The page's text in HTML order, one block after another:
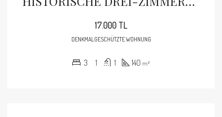
17.000 TL
DENKMALGESCHÜTZTE WOHNUNG
3 1 1 140 m²